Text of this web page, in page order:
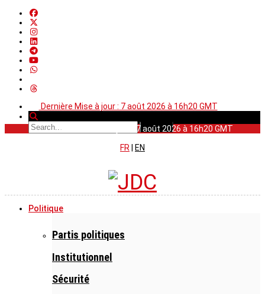
Dernière Mise à jour : 7 août 2026 à 16h20 GMT
Dernière Mise à jour : 7 août 2026 à 16h20 GMT
FR
EN
Politique
Partis politiques
Institutionnel
Sécurité